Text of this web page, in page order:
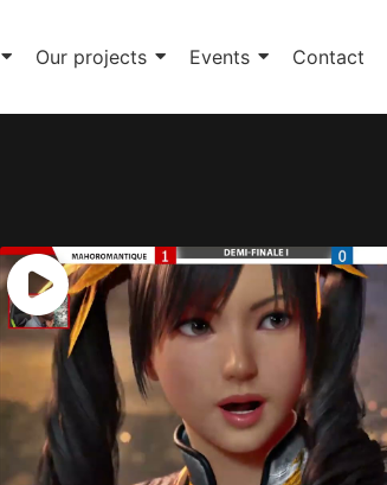
Our projects Events Contact